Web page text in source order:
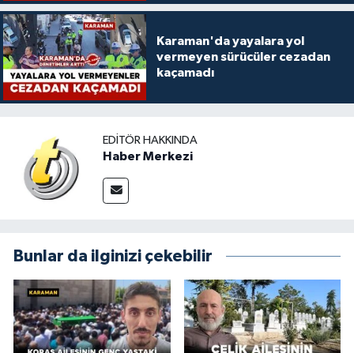
Karaman'da yayalara yol
vermeyen sürücüler cezadan
kaçamadı
EDITÖR HAKKINDA
Haber Merkezi
Bunlar da ilginizi çekebilir